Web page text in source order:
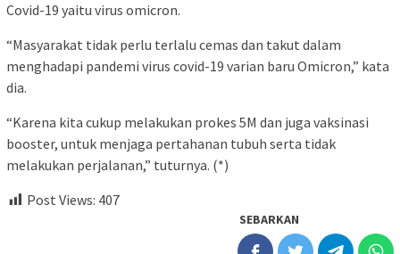
Covid-19 yaitu virus omicron.
“Masyarakat tidak perlu terlalu cemas dan takut dalam
menghadapi pandemi virus covid-19 varian baru Omicron,” kata
dia.
“Karena kita cukup melakukan prokes 5M dan juga vaksinasi
booster, untuk menjaga pertahanan tubuh serta tidak
melakukan perjalanan,” tuturnya. (*)
Post Views: 407
SEBARKAN